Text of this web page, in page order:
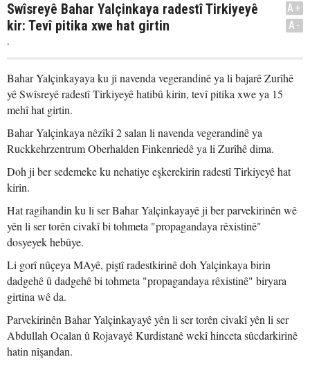
Swîsreyê Bahar Yalçinkaya radestî Tirkiyeyê
kir: Tevî pitika xwe hat girtin
.
A+
A-
Bahar Yalçinkayaya ku ji navenda vegerandinê ya li bajarê Zurîhê
yê Swîsreyê radestî Tirkiyeyê hatibû kirin, tevî pitika xwe ya 15
mehî hat girtin.
Bahar Yalçinkaya nêzîkî 2 salan li navenda vegerandinê ya
Ruckkehrzentrum Oberhalden Finkenriedê ya li Zurîhê dima.
Doh ji ber sedemeke ku nehatiye eşkerekirin radestî Tirkiyeyê hat
kirin.
Hat ragihandin ku li ser Bahar Yalçinkayayê ji ber parvekirinên wê
yên li ser torên civakî bi tohmeta "propagandaya rêxistinê"
dosyeyek hebûye.
Li gorî nûçeya MAyê, piştî radestkirinê doh Yalçinkaya birin
dadgehê û dadgehê bi tohmeta "propagandaya rêxistinê" biryara
girtina wê da.
Parvekirinên Bahar Yalçinkayayê yên li ser torên civakî yên li ser
Abdullah Ocalan û Rojavayê Kurdistanê wekî hinceta sûcdarkirinê
hatin nîşandan.